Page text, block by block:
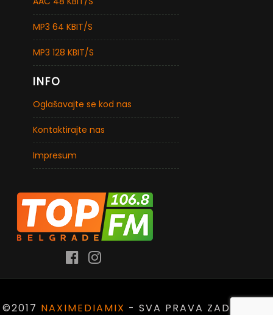
MP3 64 KBIT/S
MP3 128 KBIT/S
INFO
Oglašavajte se kod nas
Kontaktirajte nas
Impresum
©2017 NAXIMEDIAMIX - SVA PRAVA ZADRŽANA.